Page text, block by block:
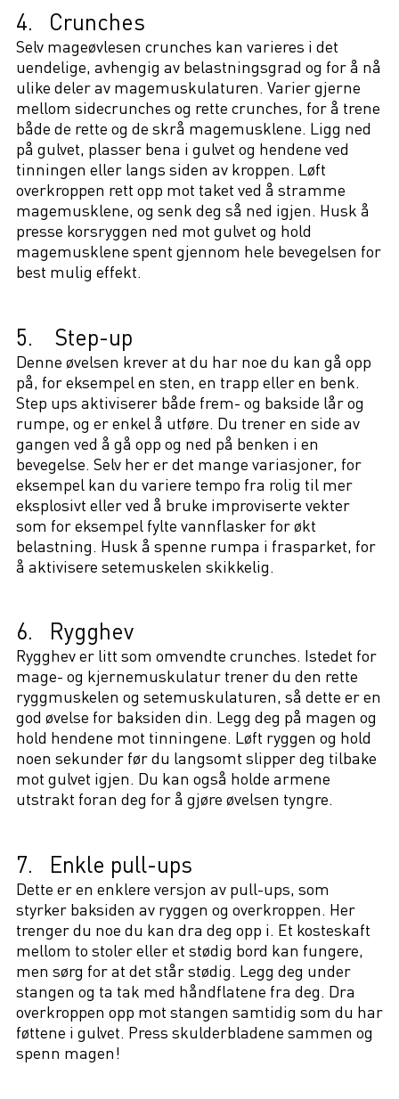
4. Crunches
Selv mageøvlesen crunches kan varieres i det
uendelige, avhengig av belastningsgrad og for å nå
ulike deler av magemuskulaturen. Varier gjerne
mellom sidecrunches og rette crunches, for å trene
både de rette og de skrå magemusklene. Ligg ned
på gulvet, plasser bena i gulvet og hendene ved
tinningen eller langs siden av kroppen. Løft
overkroppen rett opp mot taket ved å stramme
magemusklene, og senk deg så ned igjen. Husk å
presse korsryggen ned mot gulvet og hold
magemusklene spent gjennom hele bevegelsen for
best mulig effekt.
5. Step-up
Denne øvelsen krever at du har noe du kan gå opp
på, for eksempel en sten, en trapp eller en benk.
Step ups aktiviserer både frem- og bakside lår og
rumpe, og er enkel å utføre. Du trener en side av
gangen ved å gå opp og ned på benken i en
bevegelse. Selv her er det mange variasjoner, for
eksempel kan du variere tempo fra rolig til mer
eksplosivt eller ved å bruke improviserte vekter
som for eksempel fylte vannflasker for økt
belastning. Husk å spenne rumpa i frasparket, for
å aktivisere setemuskelen skikkelig.
6. Rygghev
Rygghev er litt som omvendte crunches. Istedet for
mage- og kjernemuskulatur trener du den rette
ryggmuskelen og setemuskulaturen, så dette er en
god øvelse for baksiden din. Legg deg på magen og
hold hendene mot tinningene. Løft ryggen og hold
noen sekunder før du langsomt slipper deg tilbake
mot gulvet igjen. Du kan også holde armene
utstrakt foran deg for å gjøre øvelsen tyngre.
7. Enkle pull-ups
Dette er en enklere versjon av pull-ups, som
styrker baksiden av ryggen og overkroppen. Her
trenger du noe du kan dra deg opp i. Et kosteskaft
mellom to stoler eller et stødig bord kan fungere,
men sørg for at det står stødig. Legg deg under
stangen og ta tak med håndflatene fra deg. Dra
overkroppen opp mot stangen samtidig som du har
føttene i gulvet. Press skulderbladene sammen og
spenn magen!